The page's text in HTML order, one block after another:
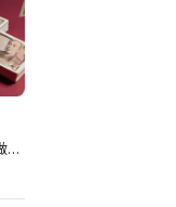
多头是什么意思？排列、反转形态与做多策略全解（2026）